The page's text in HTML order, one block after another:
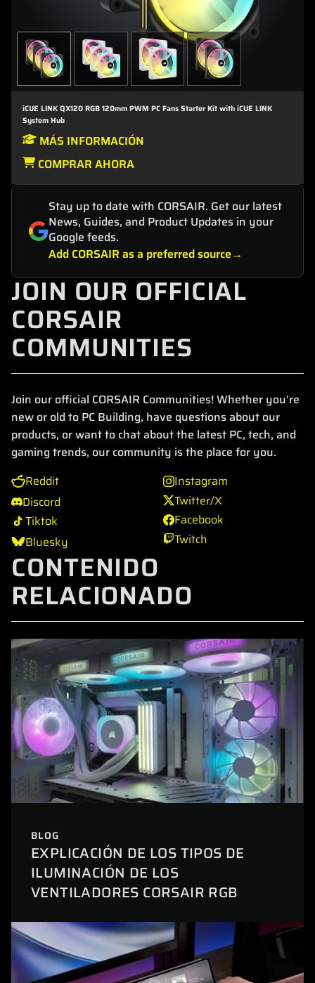
iCUE LINK QX120 RGB 120mm PWM PC Fans Starter Kit with iCUE LINK
System Hub
MÁS INFORMACIÓN
COMPRAR AHORA
Stay up to date with CORSAIR. Get our latest
News, Guides, and Product Updates in your
Google feeds.
Add CORSAIR as a preferred source
JOIN OUR OFFICIAL
CORSAIR
COMMUNITIES
Join our official CORSAIR Communities! Whether you're
new or old to PC Building, have questions about our
products, or want to chat about the latest PC, tech, and
gaming trends, our community is the place for you.
Reddit
Discord
Tiktok
Bluesky
Instagram
Twitter/X
Facebook
Twitch
CONTENIDO
RELACIONADO
BLOG
EXPLICACIÓN DE LOS TIPOS DE
ILUMINACIÓN DE LOS
VENTILADORES CORSAIR RGB